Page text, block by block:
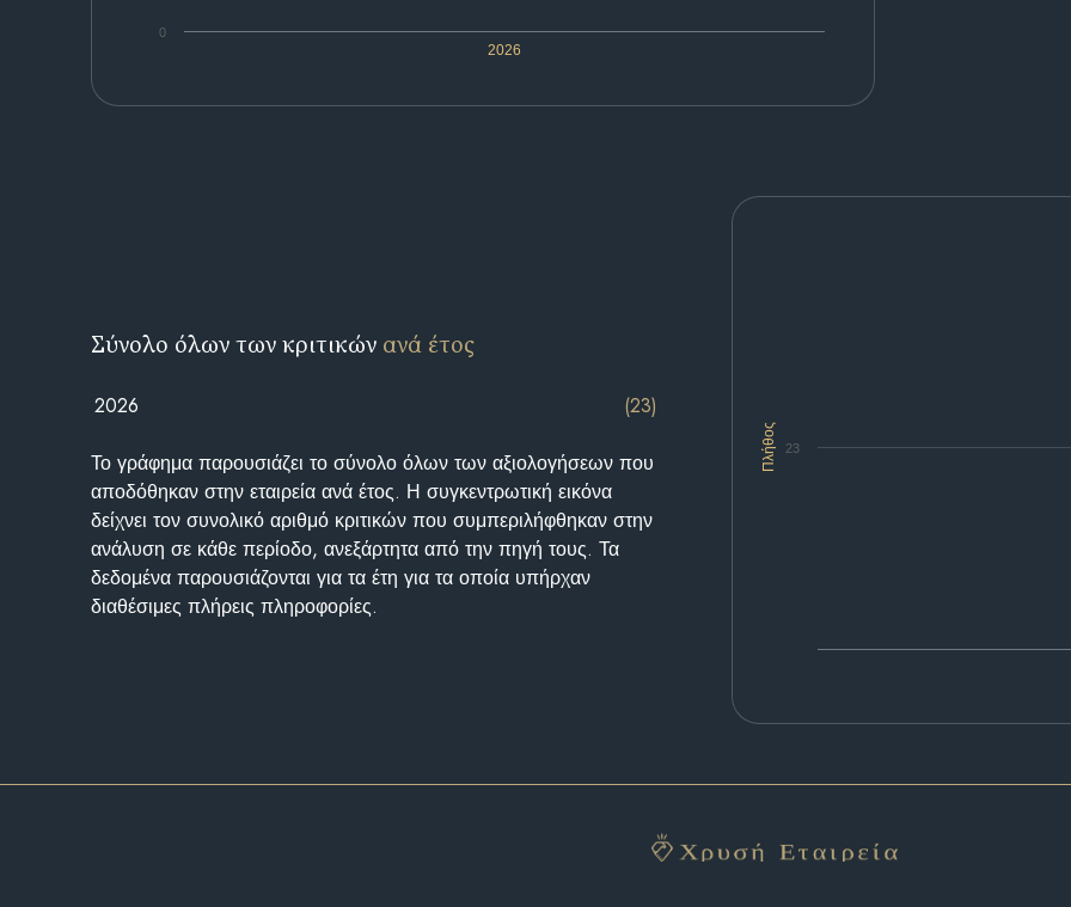
2026
0
Πλήθος 23
Σύνολο όλων των κριτικών ανά έτος
2026 (23)
Το γράφημα παρουσιάζει το σύνολο όλων των αξιολογήσεων που
αποδόθηκαν στην εταιρεία ανά έτος. Η συγκεντρωτική εικόνα
δείχνει τον συνολικό αριθμό κριτικών που συμπεριλήφθηκαν στην
ανάλυση σε κάθε περίοδο, ανεξάρτητα από την πηγή τους. Τα
δεδομένα παρουσιάζονται για τα έτη για τα οποία υπήρχαν
διαθέσιμες πλήρεις πληροφορίες.